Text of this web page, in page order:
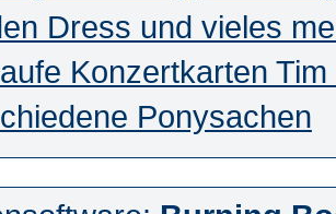
Dress und vieles
Konzertkarten
Ponysachen